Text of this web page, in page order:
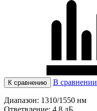
К сравнению В сравнении
Диапазон: 1310/1550 нм
Ответвление: 4,8 дБ